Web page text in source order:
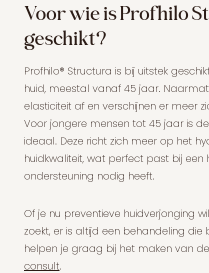
Voor wie is Profhilo
geschikt?
Profhilo® Structura is bij uitstek
huid, meestal vanaf 45 jaar.
elasticiteit af en verschijnen er meer
Voor jongere mensen tot 45 jaar is
ideaal. Deze richt zich meer op het
huidkwaliteit, wat perfect past bij
ondersteuning nodig heeft.
​Of je nu preventieve huidverjonging
zoekt, er is altijd een behandeling die
helpen je graag bij het maken van
consult.